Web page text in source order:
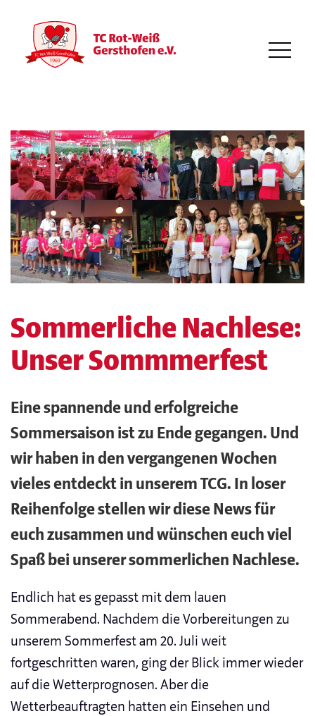
Sommerliche Nachlese:
Unser Sommmerfest
Eine spannende und erfolgreiche
Sommersaison ist zu Ende gegangen. Und
wir haben in den vergangenen Wochen
vieles entdeckt in unserem TCG. In loser
Reihenfolge stellen wir diese News für
euch zusammen und wünschen euch viel
Spaß bei unserer sommerlichen Nachlese.
Endlich hat es gepasst mit dem lauen
Sommerabend. Nachdem die Vorbereitungen zu
unserem Sommerfest am 20. Juli weit
fortgeschritten waren, ging der Blick immer wieder
auf die Wetterprognosen. Aber die
Wetterbeauftragten hatten ein Einsehen und